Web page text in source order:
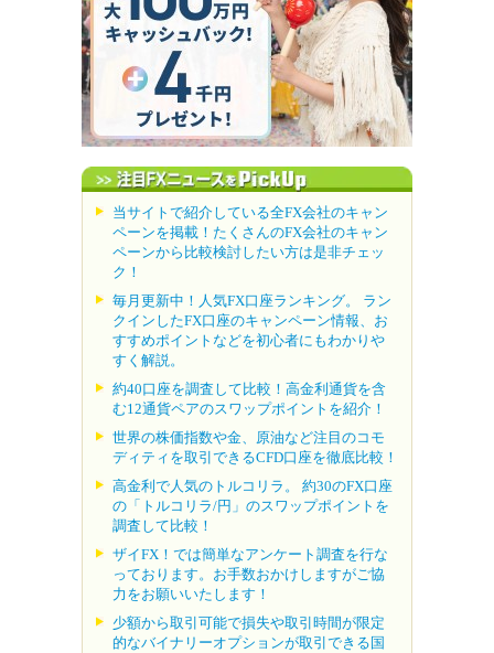
当サイトで紹介している全FX会社のキャン
ペーンを掲載！たくさんのFX会社のキャン
ペーンから比較検討したい方は是非チェッ
ク！
毎月更新中！人気FX口座ランキング。 ラン
クインしたFX口座のキャンペーン情報、お
すすめポイントなどを初心者にもわかりや
すく解説。
約40口座を調査して比較！高金利通貨を含
む12通貨ペアのスワップポイントを紹介！
世界の株価指数や金、原油など注目のコモ
ディティを取引できるCFD口座を徹底比較！
高金利で人気のトルコリラ。 約30のFX口座
の「トルコリラ/円」のスワップポイントを
調査して比較！
ザイFX！では簡単なアンケート調査を行な
っております。お手数おかけしますがご協
力をお願いいたします！
少額から取引可能で損失や取引時間が限定
的なバイナリーオプションが取引できる国